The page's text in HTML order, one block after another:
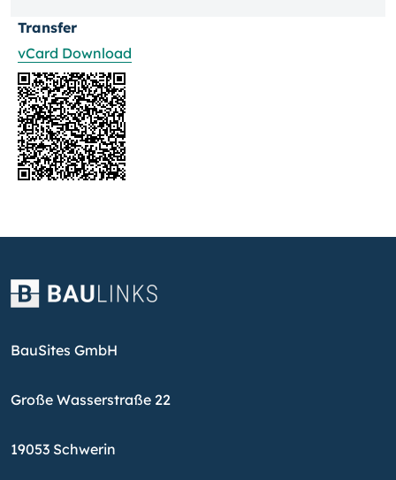
Transfer
vCard Download
BauSites GmbH
Große Wasserstraße 22
19053 Schwerin